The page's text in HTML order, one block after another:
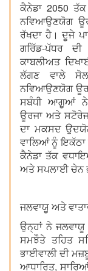
ਕੈਨੇਡਾ 2050
ਨਵਿਆਉਣਯੋਗ
ਰੱਖਦਾ ਹੈ। ਦੂਜੇ
ਗਰਿੱਡ-ਪੱਧਰ
ਕਾਬਲੀਅਤ
ਲੱਗਣ ਵਾਲੇ
ਨਵਿਆਉਣਯੋਗ
ਸਬੰਧੀ ਆਗੂਆਂ ਨੇ
ਊਰਜਾ ਅਤੇ
ਦਾ ਮਕਸਦ
ਵਾਲਿਆਂ ਨੂੰ ਇਕੱਠਾ
ਕੈਨੇਡਾ ਤੱਕ
ਅਤੇ ਸਪਲਾਈ ਚੇਨ
ਜਲਵਾਯੂ ਅਤੇ
ਉਨ੍ਹਾਂ ਨੇ ਜਲਵਾਯੂ
ਸਮਝੌਤੇ ਤਹਿਤ
ਭਾਈਵਾਲੀ ਦੀ
ਆਧਾਰਿਤ,